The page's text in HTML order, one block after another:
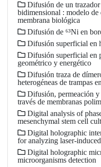
Difusión de un
bidimensional : modelo de
membrana biológica
Difusión de ⁶³Ni en
Difusión superficial en
Difusión superficial en
geométrico y energético
Difusión traza de
heterogéneas de trampas
Difusión, permeación y
través de membranas
Digital analysis of
mesenchymal stem cell
Digital holographic
for analyzing laser-
Digital holographic
microorganisms detection